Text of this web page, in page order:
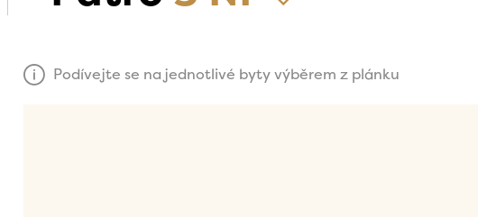
Podívejte se na jednotlivé byty výběrem z plánku